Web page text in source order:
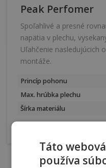
Peak Perfomer
Spoľahlivé a presné
napätia v plechu,
Uľahčenie nasledujúcich
montáže.
Princíp pohonu
Max. hrúbka plechu
Šírka materiálu
Táto
používa